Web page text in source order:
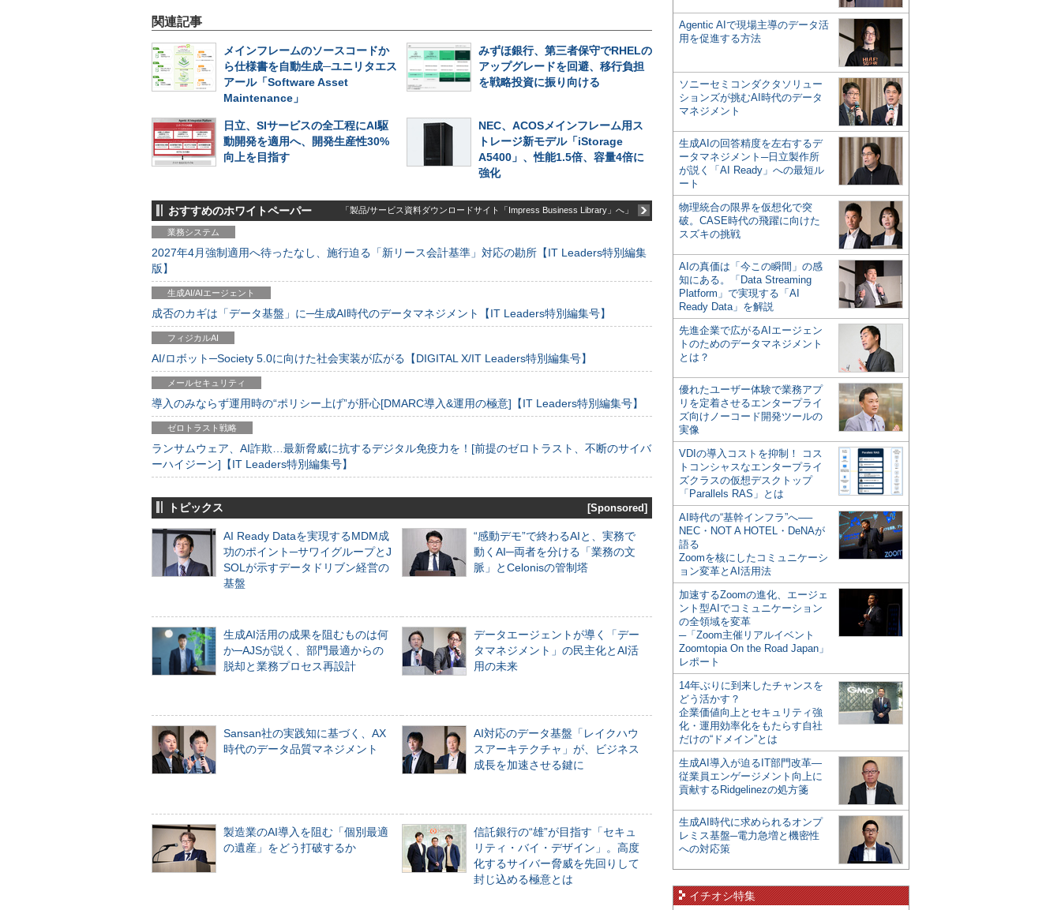
関連記事
メインフレームのソースコードか
ら仕様書を自動生成─ユニリタエス
アール「Software Asset
Maintenance」
みずほ銀行、第三者保守でRHELの
アップグレードを回避、移行負担
を戦略投資に振り向ける
日立、SIサービスの全工程にAI駆
動開発を適用へ、開発生産性30%
向上を目指す
NEC、ACOSメインフレーム用ス
トレージ新モデル「iStorage
A5400」、性能1.5倍、容量4倍に
強化
おすすめのホワイトペーパー 「製品/サービス資料ダウンロードサイト「Impress Business Library」へ」
業務システム
2027年4月強制適用へ待ったなし、施行迫る「新リース会計基準」対応の勘所【IT Leaders特別編集
版】
生成AI/AIエージェント
成否のカギは「データ基盤」に─生成AI時代のデータマネジメント【IT Leaders特別編集号】
フィジカルAI
AI/ロボット─Society 5.0に向けた社会実装が広がる【DIGITAL X/IT Leaders特別編集号】
メールセキュリティ
導入のみならず運用時の“ポリシー上げ”が肝心[DMARC導入&運用の極意]【IT Leaders特別編集号】
ゼロトラスト戦略
ランサムウェア、AI詐欺…最新脅威に抗するデジタル免疫力を！[前提のゼロトラスト、不断のサイバ
ーハイジーン]【IT Leaders特別編集号】
トピックス [Sponsored]
AI Ready Dataを実現するMDM成
功のポイント─サワイグループとJ
SOLが示すデータドリブン経営の
基盤
“感動デモ”で終わるAIと、実務で
動くAI─両者を分ける「業務の文
脈」とCelonisの管制塔
生成AI活用の成果を阻むものは何
か─AJSが説く、部門最適からの
脱却と業務プロセス再設計
データエージェントが導く「デー
タマネジメント」の民主化とAI活
用の未来
Sansan社の実践知に基づく、AX
時代のデータ品質マネジメント
AI対応のデータ基盤「レイクハウ
スアーキテクチャ」が、ビジネス
成長を加速させる鍵に
製造業のAI導入を阻む「個別最適
の遺産」をどう打破するか
信託銀行の“雄”が目指す「セキュ
リティ・バイ・デザイン」。高度
化するサイバー脅威を先回りして
封じ込める極意とは
Agentic AIで現場主導のデータ活
用を促進する方法
ソニーセミコンダクタソリュー
ションズが挑むAI時代のデータ
マネジメント
生成AIの回答精度を左右するデ
ータマネジメント─日立製作所
が説く「AI Ready」への最短ル
ート
物理統合の限界を仮想化で突
破。CASE時代の飛躍に向けた
スズキの挑戦
AIの真価は「今この瞬間」の感
知にある。「Data Streaming
Platform」で実現する「AI
Ready Data」を解説
先進企業で広がるAIエージェン
トのためのデータマネジメント
とは？
優れたユーザー体験で業務アプ
リを定着させるエンタープライ
ズ向けノーコード開発ツールの
実像
VDIの導入コストを抑制！ コス
トコンシャスなエンタープライ
ズクラスの仮想デスクトップ
「Parallels RAS」とは
AI時代の“基幹インフラ”へ──
NEC・NOT A HOTEL・DeNAが
語る
Zoomを核にしたコミュニケーシ
ョン変革とAI活用法
加速するZoomの進化、エージェ
ント型AIでコミュニケーション
の全領域を変革
─「Zoom主催リアルイベント
Zoomtopia On the Road Japan」
レポート
14年ぶりに到来したチャンスを
どう活かす？
企業価値向上とセキュリティ強
化・運用効率化をもたらす自社
だけの“ドメイン”とは
生成AI導入が迫るIT部門改革―
従業員エンゲージメント向上に
貢献するRidgelinezの処方箋
生成AI時代に求められるオンプ
レミス基盤─電力急増と機密性
への対応策
イチオシ特集